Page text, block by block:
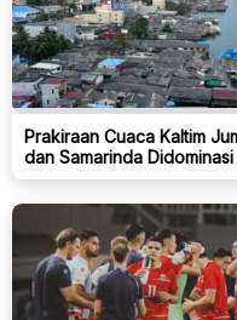
Prakiraan Cuaca Kaltim
dan Samarinda